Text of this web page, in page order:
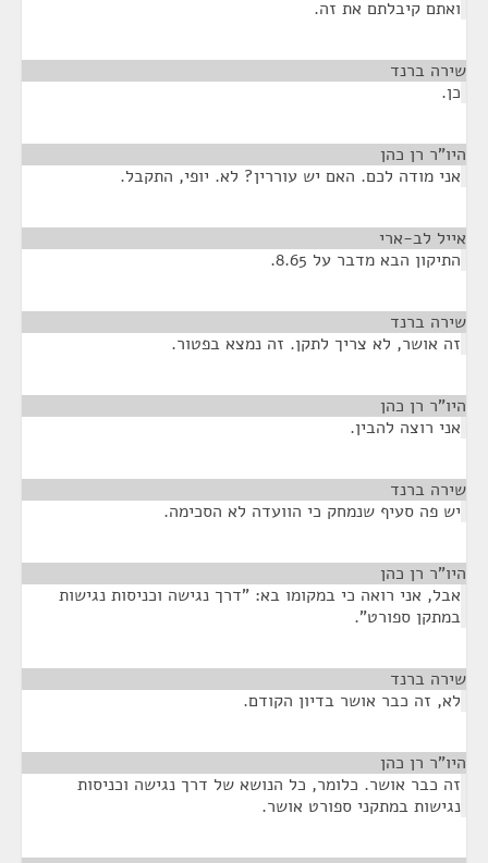
ואתם קיבלתם את זה.
שירה ברנד
כן.
היו"ר רן כהן
אני מודה לכם. האם יש עוררין? לא. יופי, התקבל.
אייל לב-ארי
התיקון הבא מדבר על 8.65.
שירה ברנד
זה אושר, לא צריך לתקן. זה נמצא בפטור.
היו"ר רן כהן
אני רוצה להבין.
שירה ברנד
יש פה סעיף שנמחק כי הוועדה לא הסכימה.
היו"ר רן כהן
אבל, אני רואה כי במקומו בא: "דרך נגישה וכניסות נגישות
במתקן ספורט".
שירה ברנד
לא, זה כבר אושר בדיון הקודם.
היו"ר רן כהן
זה כבר אושר. כלומר, כל הנושא של דרך נגישה וכניסות
נגישות במתקני ספורט אושר.